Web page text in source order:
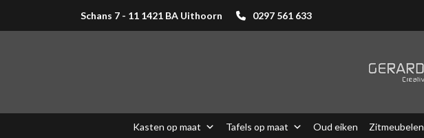
Schans 7 - 11 1421 BA Uithoorn 0297 561 633
Kasten op maat Tafels op maat Oud eiken Zitmeubelen